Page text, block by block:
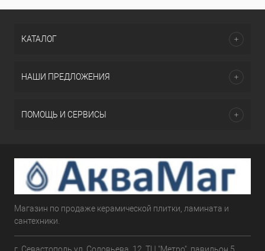
КАТАЛОГ
НАШИ ПРЕДЛОЖЕНИЯ
ПОМОЩЬ И СЕРВИСЫ
Магазин по продаже керамической плитки, ламината и
сантехники.